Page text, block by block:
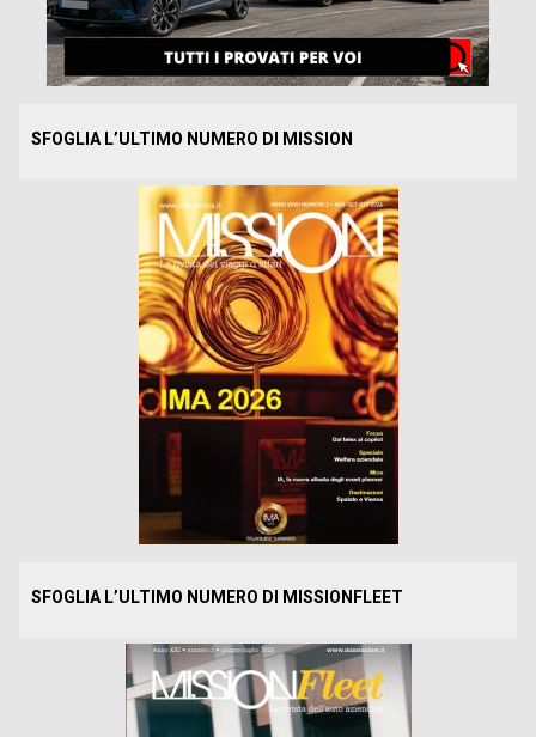
SFOGLIA L’ULTIMO NUMERO DI MISSION
SFOGLIA L’ULTIMO NUMERO DI MISSIONFLEET